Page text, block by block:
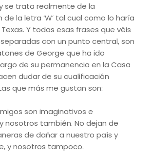
se trata realmente de la
de la letra ‘W’ tal cual como lo haría
Y todas esas frases que véis
con un punto central, son
de George que ha ido
de su permanencia en la Casa
dudar de su cualificación
que más me gustan son:
son imaginativos e
nosotros también. No dejan de
de dañar a nuestro país y
y nosotros tampoco.